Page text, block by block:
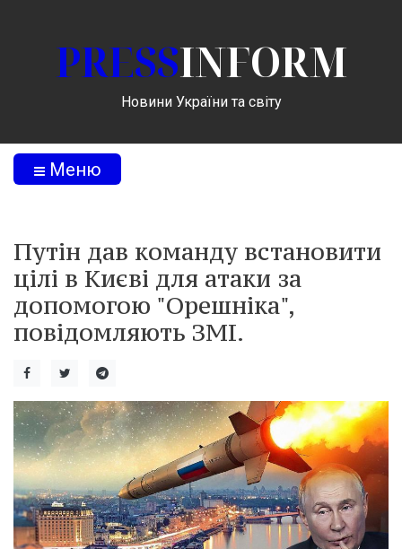
PRESSINFORM
Новини України та світу
Меню
Путін дав команду встановити
цілі в Києві для атаки за
допомогою "Орешніка",
повідомляють ЗМІ.